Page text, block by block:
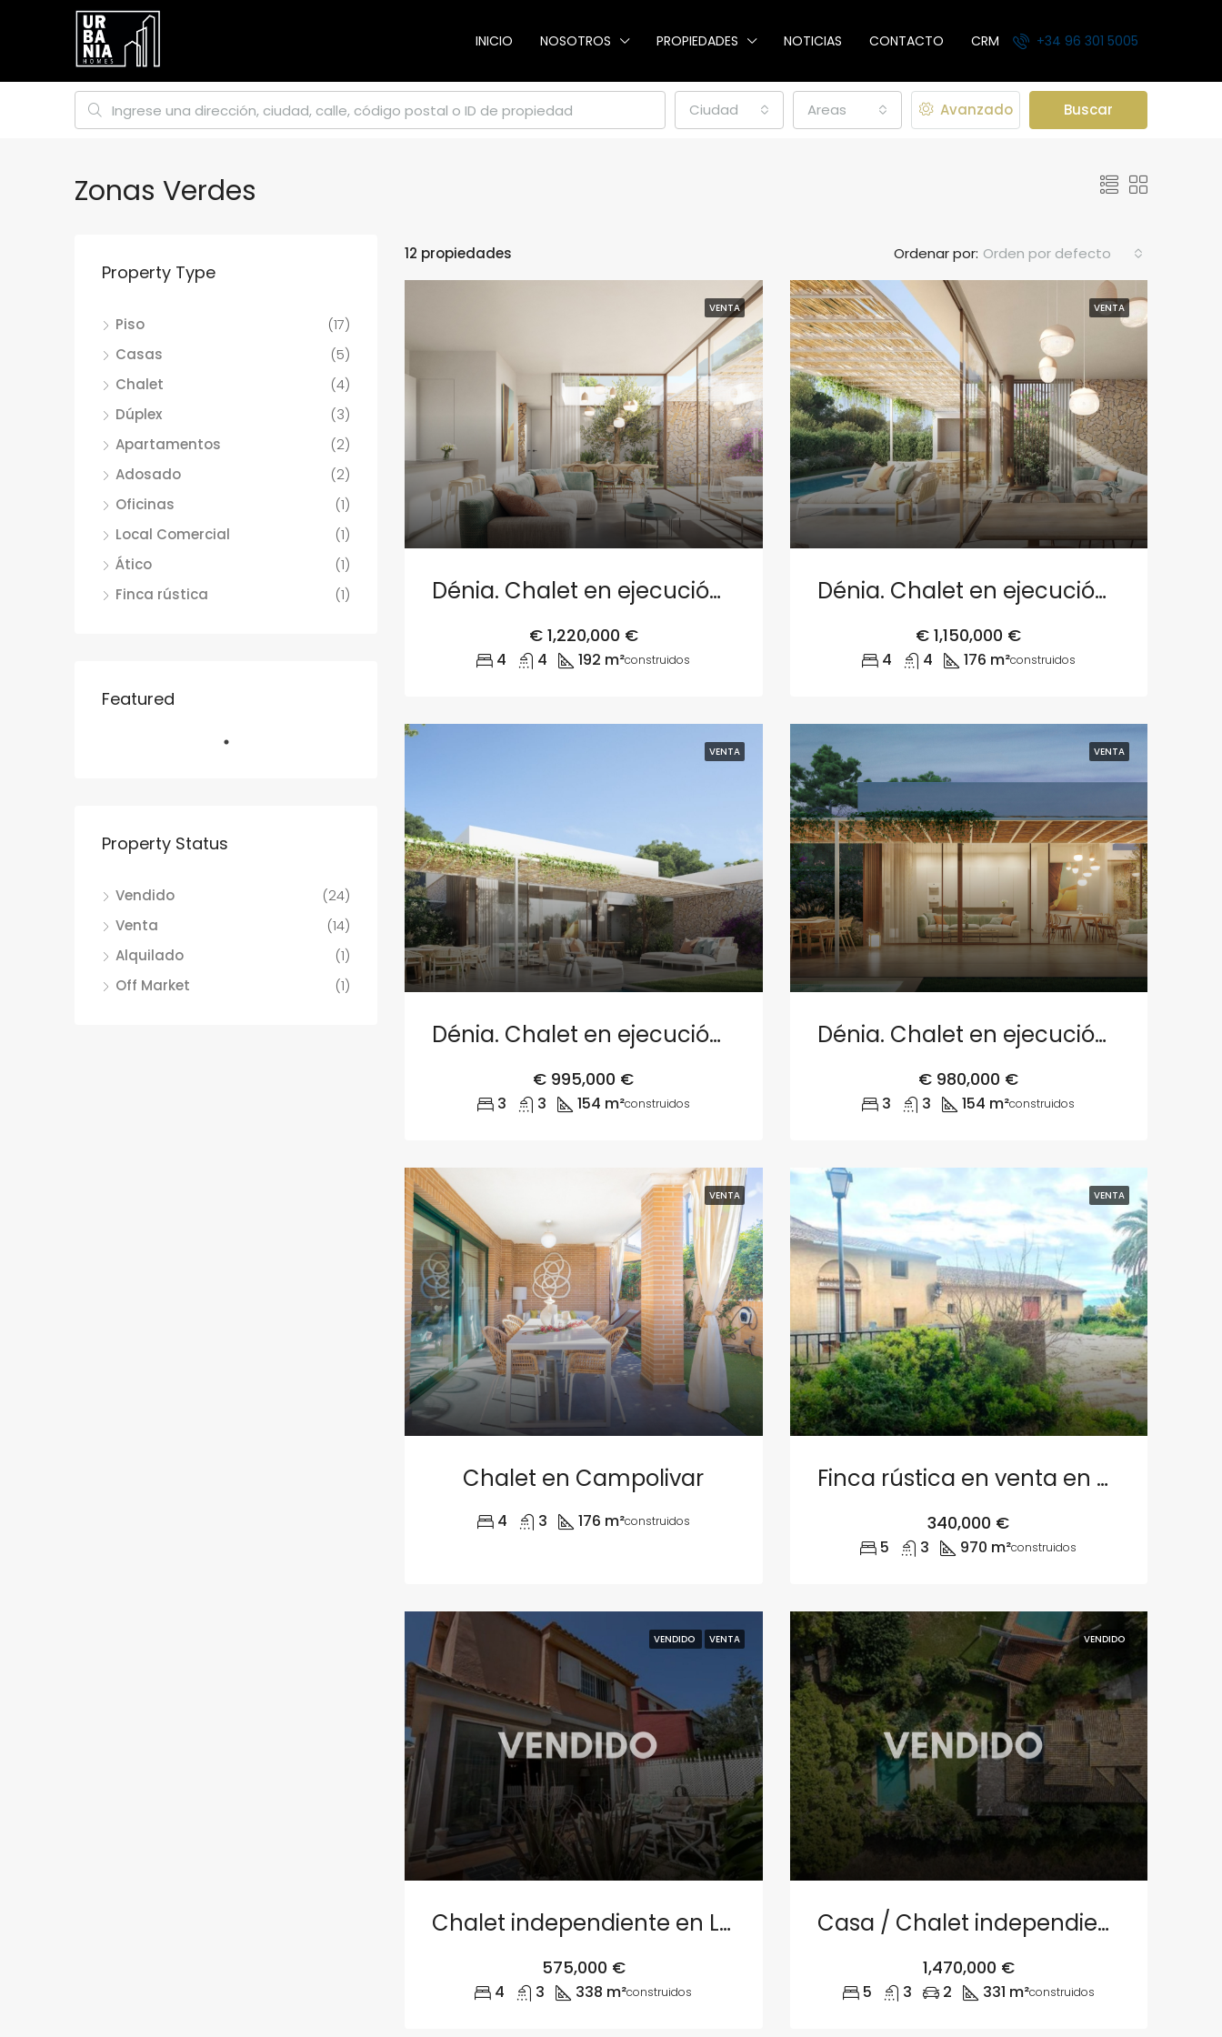
INICIO NOSOTROS PROPIEDADES NOTICIAS CONTACTO CRM +34 96 301 5005
Ciudad Areas Avanzado Buscar
Zonas Verdes
12 propiedades Ordenar por: Orden por defecto
VENTA
Dénia. Chalet en ejecución – Parcela 4
€1,220,000 €
4 4 192 m²construidos
VENTA
Dénia. Chalet en ejecución – Parcela 3
€ 1,150,000 €
4 4 176 m²construidos
VENTA
Dénia. Chalet en ejecución – Parcela 2
€ 995,000 €
3 3 154 m²construidos
VENTA
Dénia. Chalet en ejecución – Parcela 1
€ 980,000 €
3 3 154 m²construidos
VENTA
Chalet en Campolivar
4 3 176 m²construidos
VENTA
Finca rústica en venta en Camino de la Coma 12, Picassent
340,000 €
5 3 970 m²construidos
VENDIDO VENTA
Chalet independiente en Los Monasterios, Puçol
575,000 €
4 3 338 m²construidos
VENDIDO
Casa / Chalet independiente en venta en camino de Santa Llúcia s/n, Denia
1,470,000 €
5 3 2 331 m²construidos
Property Type
Piso
(17)
Casas
(5)
Chalet
(4)
Dúplex
(3)
Apartamentos
(2)
Adosado
(2)
Oficinas
(1)
Local Comercial
(1)
Ático
(1)
Finca rústica
(1)
Featured
Property Status
Vendido
(24)
Venta
(14)
Alquilado
(1)
Off Market
(1)